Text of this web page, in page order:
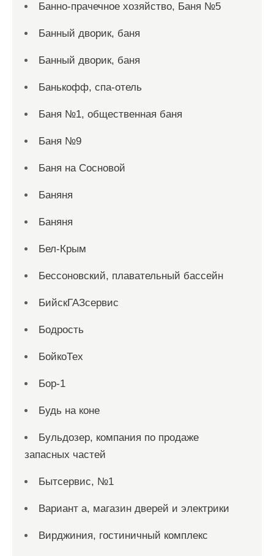
Банно-прачечное хозяйство, Баня №5
Банный дворик, баня
Банный дворик, баня
Банькофф, спа-отель
Баня №1, общественная баня
Баня №9
Баня на Сосновой
Баняня
Баняня
Бел-Крым
Бессоновский, плавательный бассейн
БийскГАЗсервис
Бодрость
БойкоТех
Бор-1
Будь на коне
Бульдозер, компания по продаже
запасных частей
Бытсервис, №1
Вариант а, магазин дверей и электрики
Вирджиния, гостиничный комплекс